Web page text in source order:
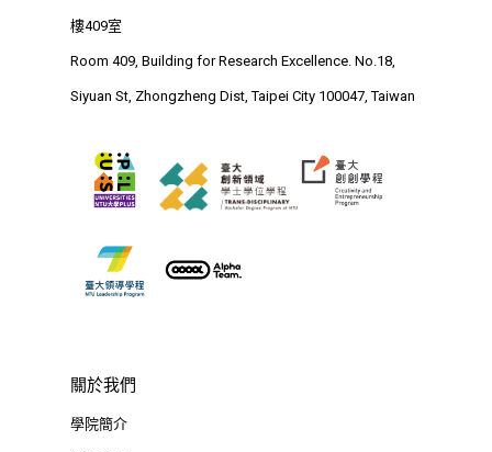
樓409室
Room 409, Building for Research Excellence. No.18,
Siyuan St, Zhongzheng Dist, Taipei City 100047, Taiwan
關於我們
學院簡介